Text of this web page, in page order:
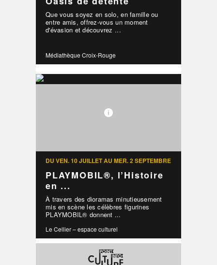
Que vous soyez en solo, en famille ou
entre amis, offrez-vous un moment
d'évasion et découvrez ...
Médiathèque Croix-Rouge
DU VEN. 10 JUILLET AU MER. 2 SEPTEMBRE
PLAYMOBIL®, l’Histoire
en ...
À travers des dioramas minutieusement
mis en scène les célèbres figurines
PLAYMOBIL® donnent ...
Le Cellier – espace culturel